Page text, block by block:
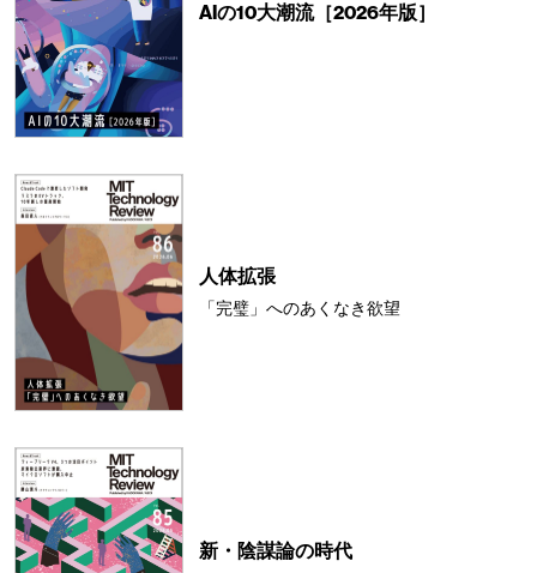
AIの10大潮流［2026年版］
人体拡張
「完璧」へのあくなき欲望
新・陰謀論の時代